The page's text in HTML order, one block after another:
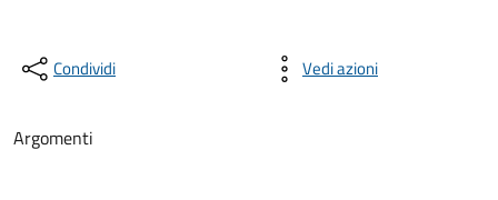
Condividi Vedi azioni
Argomenti